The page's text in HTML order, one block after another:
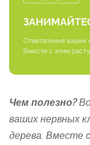
Чем полезно?
ваших нервных
дерева. Вместе